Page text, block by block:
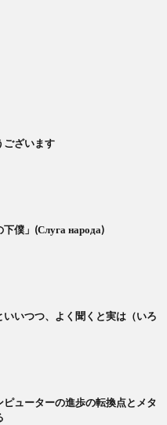
ございます
僕」(Слуга народа)
いつつ、よく聞くと実は（いろ
ューターの進歩の転換点とメタ